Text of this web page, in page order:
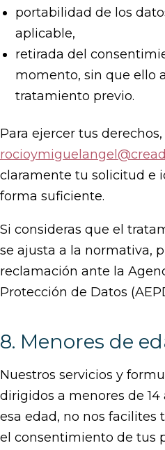
portabilidad de los
aplicable,
retirada del
momento, sin que ello
tratamiento previo.
Para ejercer tus
claramente tu solicitud e
forma suficiente.
Si consideras que el
se ajusta a la normativa,
reclamación ante la
Protección de Datos
8. Menores de
Nuestros servicios y
dirigidos a menores de 14
esa edad, no nos facilites
el consentimiento de tus